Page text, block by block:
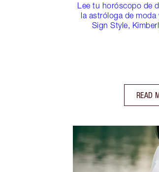
Lee tu horóscopo de
la astróloga de
Sign Style,
READ